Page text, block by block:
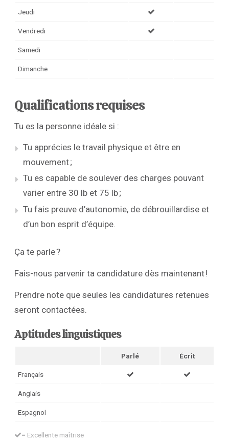
Jeudi
Vendredi
Samedi
Dimanche
Qualifications requises
Tu es la personne idéale si :
Tu apprécies le travail physique et être en
mouvement ;
Tu es capable de soulever des charges pouvant
varier entre 30 lb et 75 lb ;
Tu fais preuve d’autonomie, de débrouillardise et
d’un bon esprit d’équipe.
Ça te parle ?
Fais-nous parvenir ta candidature dès maintenant !
Prendre note que seules les candidatures retenues
seront contactées.
Aptitudes linguistiques
Parlé Écrit
Français
Anglais
Espagnol
= Excellente maîtrise